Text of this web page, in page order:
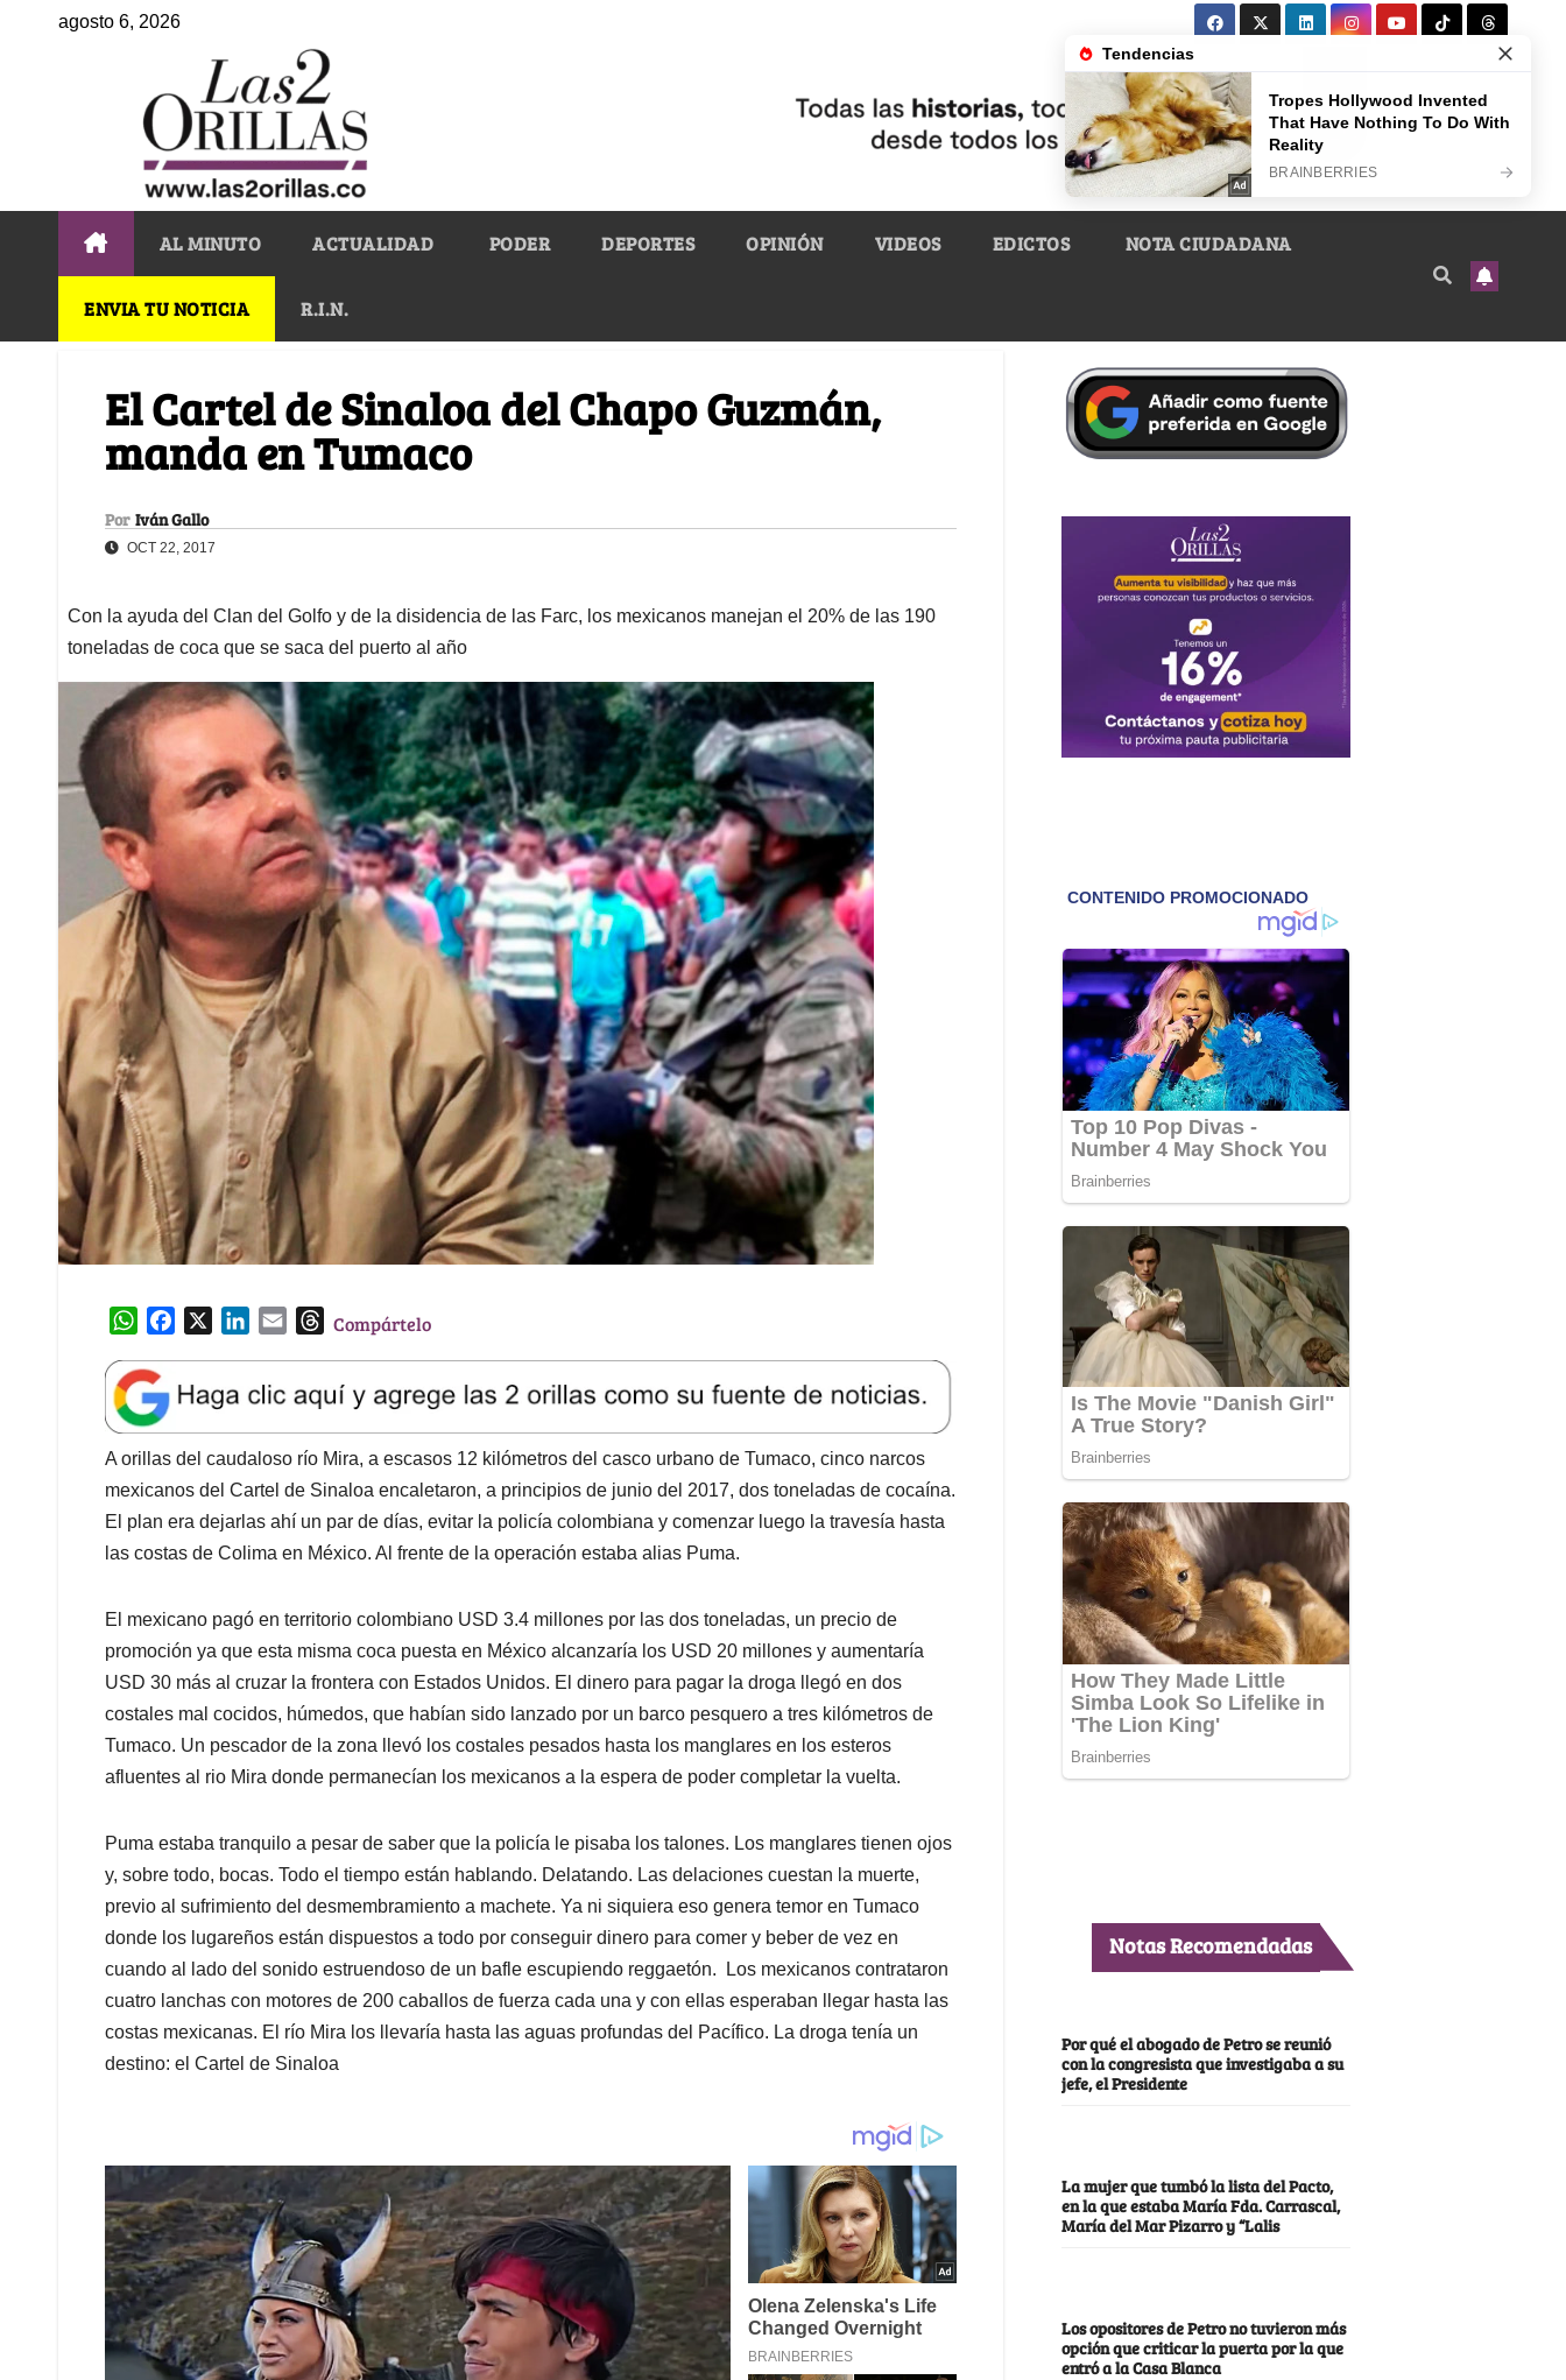
agosto 6, 2026
AL MINUTO ACTUALIDAD PODER DEPORTES OPINIÓN VIDEOS EDICTOS NOTA CIUDADANA
ENVIA TU NOTICIA R.I.N.
El Cartel de Sinaloa del Chapo Guzmán,
manda en Tumaco
Por Iván Gallo
OCT 22, 2017
Con la ayuda del Clan del Golfo y de la disidencia de las Farc, los mexicanos manejan el 20% de las 190
toneladas de coca que se saca del puerto al año
W
a
t
s
A
p
p
e
b
o
o
k
k
e
d
I
n
l
T
e
a
d
s
Compártelo
A orillas del caudaloso río Mira, a escasos 12 kilómetros del casco urbano de Tumaco, cinco narcos
mexicanos del Cartel de Sinaloa encaletaron, a principios de junio del 2017, dos toneladas de cocaína.
El plan era dejarlas ahí un par de días, evitar la policía colombiana y comenzar luego la travesía hasta
las costas de Colima en México. Al frente de la operación estaba alias Puma.
El mexicano pagó en territorio colombiano USD 3.4 millones por las dos toneladas, un precio de
promoción ya que esta misma coca puesta en México alcanzaría los USD 20 millones y aumentaría
USD 30 más al cruzar la frontera con Estados Unidos. El dinero para pagar la droga llegó en dos
costales mal cocidos, húmedos, que habían sido lanzado por un barco pesquero a tres kilómetros de
Tumaco. Un pescador de la zona llevó los costales pesados hasta los manglares en los esteros
afluentes al rio Mira donde permanecían los mexicanos a la espera de poder completar la vuelta.
Puma estaba tranquilo a pesar de saber que la policía le pisaba los talones. Los manglares tienen ojos
y, sobre todo, bocas. Todo el tiempo están hablando. Delatando. Las delaciones cuestan la muerte,
previo al sufrimiento del desmembramiento a machete. Ya ni siquiera eso genera temor en Tumaco
donde los lugareños están dispuestos a todo por conseguir dinero para comer y beber de vez en
cuando al lado del sonido estruendoso de un bafle escupiendo reggaetón. Los mexicanos contrataron
cuatro lanchas con motores de 200 caballos de fuerza cada una y con ellas esperaban llegar hasta las
costas mexicanas. El río Mira los llevaría hasta las aguas profundas del Pacífico. La droga tenía un
destino: el Cartel de Sinaloa
Notas Recomendadas
Por qué el abogado de Petro se reunió
con la congresista que investigaba a su
jefe, el Presidente
La mujer que tumbó la lista del Pacto,
en la que estaba María Fda. Carrascal,
María del Mar Pizarro y “Lalis
Los opositores de Petro no tuvieron más
opción que criticar la puerta por la que
entró a la Casa Blanca